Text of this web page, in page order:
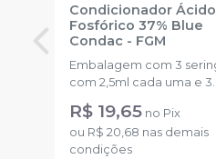
Condicionador Ácido
Fosfórico 37% Blue
Condac - FGM
Embalagem com 3 seringas
com 2,5ml cada uma e 3
R$ 19,65 no Pix
ou R$ 20,68 nas demais
condições